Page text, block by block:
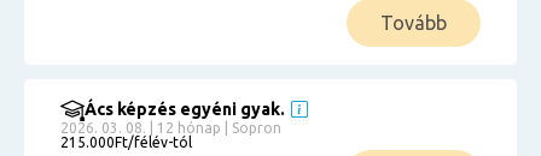
Tovább
Ács képzés egyéni gyak.
2026. 03. 08. | 12 hónap | Sopron
215.000Ft/félév-tól